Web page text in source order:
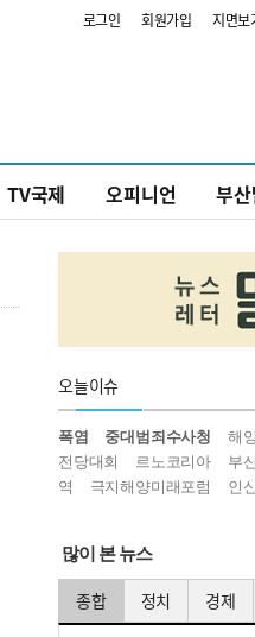
로그인 회원가입 지면보
TV국제 오피니언 부
오늘이슈
폭염 중대범죄수사청 해
전당대회
르노코리아 부
역
극지해양미래포럼 인
많이 본 뉴스
종합 정치 경제